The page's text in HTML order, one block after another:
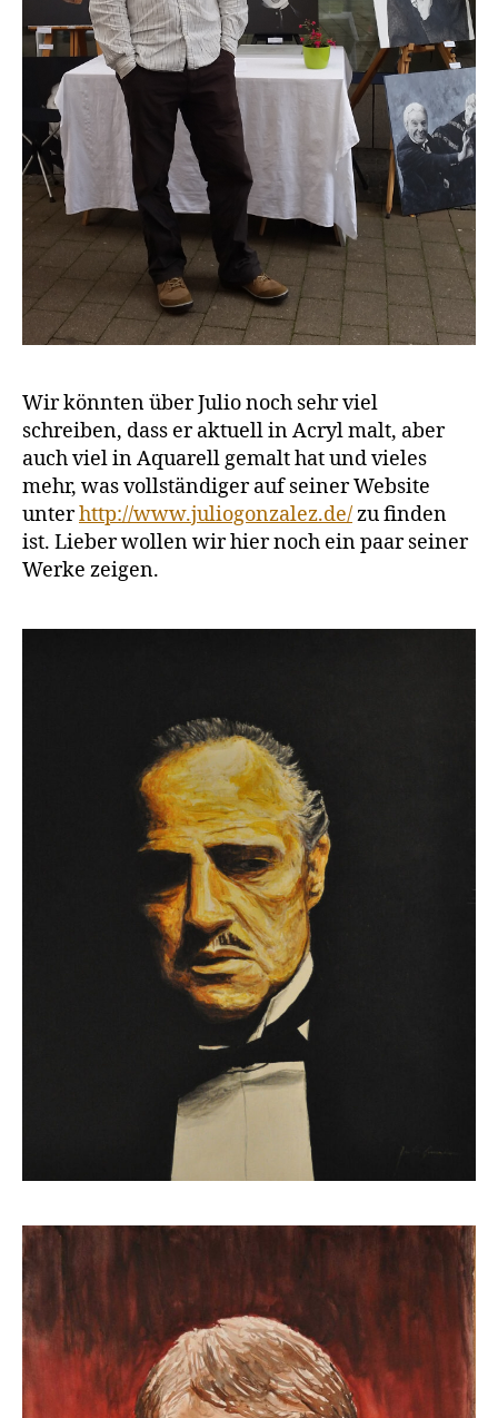
Wir könnten über Julio noch sehr viel
schreiben, dass er aktuell in Acryl malt, aber
auch viel in Aquarell gemalt hat und vieles
mehr, was vollständiger auf seiner Website
unterhttp://www.juliogonzalez.de/zu finden
ist. Lieber wollen wir hier noch ein paar seiner
Werke zeigen.